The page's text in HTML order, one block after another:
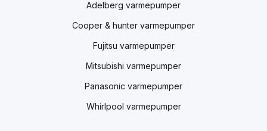
Adelberg varmepumper
Cooper & hunter varmepumper
Fujitsu varmepumper
Mitsubishi varmepumper
Panasonic varmepumper
Whirlpool varmepumper